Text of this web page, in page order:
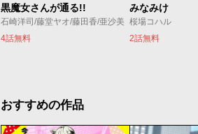
黒魔女さんが通る!!
石崎洋司/藤堂ヤオ/藤田香/亜沙美
4話無料
みなみけ
桜場コハル
2話無料
おすすめの作品